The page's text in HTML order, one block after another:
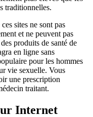
traditionnelles.
sites ne sont pas
et ne peuvent pas
produits de santé de
en ligne sans
pour les hommes
vie sexuelle. Vous
une prescription
traitant.
Internet